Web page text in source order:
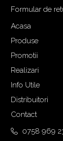
Formular de
Acasa
Produse
Promotii
Realizari
Info Utile
Distribuitori
Contact
0758 969